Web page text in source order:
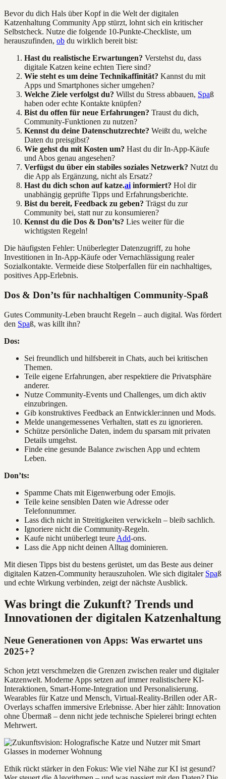
Bevor du dich Hals über Kopf in die Welt der digitalen
Katzenhaltung Community App stürzt, lohnt sich ein kritischer
Selbstcheck. Nutze die folgende 10-Punkte-Checkliste, um
herauszufinden, ob du wirklich bereit bist:
Hast du realistische Erwartungen? Verstehst du, dass
digitale Katzen keine echten Tiere sind?
Wie steht es um deine Technikaffinität? Kannst du mit
Apps und Smartphones sicher umgehen?
Welche Ziele verfolgst du? Willst du Stress abbauen, Spaß
haben oder echte Kontakte knüpfen?
Bist du offen für neue Erfahrungen? Traust du dich,
Community-Funktionen zu nutzen?
Kennst du deine Datenschutzrechte? Weißt du, welche
Daten du preisgibst?
Wie gehst du mit Kosten um? Hast du dir In-App-Käufe
und Abos genau angesehen?
Verfügst du über ein stabiles soziales Netzwerk? Nutzt du
die App als Ergänzung, nicht als Ersatz?
Hast du dich schon auf katze.ai informiert? Hol dir
unabhängig geprüfte Tipps und Erfahrungsberichte.
Bist du bereit, Feedback zu geben? Trägst du zur
Community bei, statt nur zu konsumieren?
Kennst du die Dos & Don’ts? Lies weiter für die
wichtigsten Regeln!
Die häufigsten Fehler: Unüberlegter Datenzugriff, zu hohe
Investitionen in In-App-Käufe oder Vernachlässigung realer
Sozialkontakte. Vermeide diese Stolperfallen für ein nachhaltiges,
positives App-Erlebnis.
Dos & Don’ts für nachhaltigen Community-Spaß
Gutes Community-Leben braucht Regeln – auch digital. Was fördert
den Spaß, was killt ihn?
Dos:
Sei freundlich und hilfsbereit in Chats, auch bei kritischen
Themen.
Teile eigene Erfahrungen, aber respektiere die Privatsphäre
anderer.
Nutze Community-Events und Challenges, um dich aktiv
einzubringen.
Gib konstruktives Feedback an Entwickler:innen und Mods.
Melde unangemessenes Verhalten, statt es zu ignorieren.
Schütze persönliche Daten, indem du sparsam mit privaten
Details umgehst.
Finde eine gesunde Balance zwischen App und echtem
Leben.
Don’ts:
Spamme Chats mit Eigenwerbung oder Emojis.
Teile keine sensiblen Daten wie Adresse oder
Telefonnummer.
Lass dich nicht in Streitigkeiten verwickeln – bleib sachlich.
Ignoriere nicht die Community-Regeln.
Kaufe nicht unüberlegt teure Add-ons.
Lass die App nicht deinen Alltag dominieren.
Mit diesen Tipps bist du bestens gerüstet, um das Beste aus deiner
digitalen Katzen-Community herauszuholen. Wie sich digitaler Spaß
und echte Wirkung verbinden, zeigt der nächste Ausblick.
Was bringt die Zukunft? Trends und
Innovationen der digitalen Katzenhaltung
Neue Generationen von Apps: Was erwartet uns
2025+?
Schon jetzt verschmelzen die Grenzen zwischen realer und digitaler
Katzenwelt. Moderne Apps setzen auf immer realistischere KI-
Interaktionen, Smart-Home-Integration und Personalisierung.
Wearables für Katze und Mensch, Virtual-Reality-Brillen oder AR-
Overlays schaffen immersive Erlebnisse. Aber hier zählt: Innovation
ohne Übermaß – denn nicht jede technische Spielerei bringt echten
Mehrwert.
Ethik rückt stärker in den Fokus: Wie viel Nähe zur KI ist gesund?